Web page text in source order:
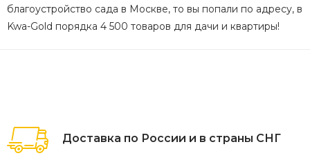
благоустройство сада в Москве, то вы попали по адресу, в
Kwa-Gold порядка 4 500 товаров для дачи и квартиры!
Доставка по России и в страны СНГ